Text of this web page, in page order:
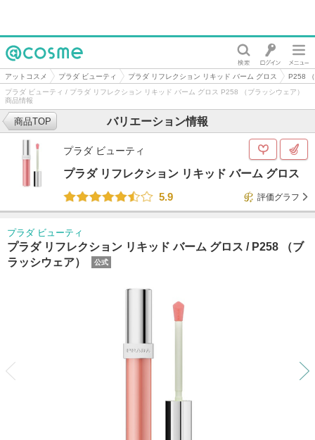
@cosme
アットコスメ プラダ ビューティ プラダ リフレクション リキッド バーム グロス
P258
プラダ ビューティ / プラダ リフレクション リキッド バーム グロス P258 （ブラッシウェア）
商品情報
バリエーション情報
商品TOP
プラダ ビューティ
プラダ リフレクション リキッド バーム グロス
5.9
評価グラフ
プラダ ビューティ
プラダ リフレクション リキッド バーム グロス / P258 （ブ
ラッシウェア）
公式